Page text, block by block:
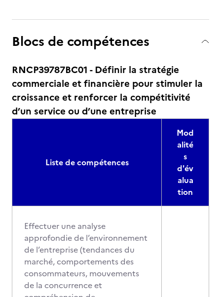
Blocs de compétences
RNCP39787BC01 - Définir la stratégie
commerciale et financière pour stimuler la
croissance et renforcer la compétitivité
d’un service ou d’une entreprise
Liste de compétences
Mod
alité
s
d'év
alua
tion
Effectuer une analyse
approfondie de l’environnement
de l’entreprise (tendances du
marché, comportements des
consommateurs, mouvements
de la concurrence et